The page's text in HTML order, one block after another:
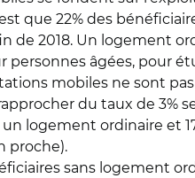
que 22% des
de 2018. Un logement
personnes âgées, pour
mobiles ne sont
du taux de
logement ordinaire et
proche).
sans logement